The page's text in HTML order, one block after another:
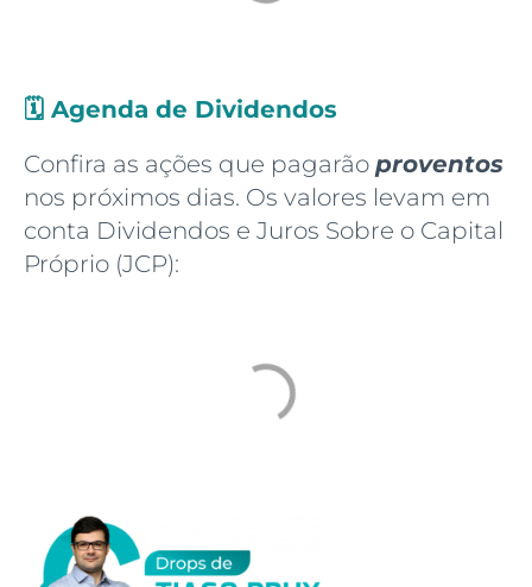
🗓️ Agenda de Dividendos
Confira as ações que pagarão proventos
nos próximos dias. Os valores levam em
conta Dividendos e Juros Sobre o Capital
Próprio (JCP):